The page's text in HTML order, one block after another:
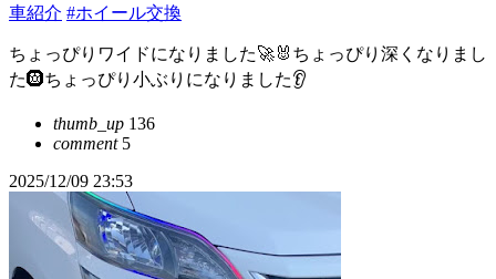
車紹介 #ホイール交換
ちょっぴりワイドになりました🚀🐰ちょっぴり深くなりまし
た🛞ちょっぴり小ぶりになりました👂️
thumb_up 136
comment5
2025/12/09 23:53